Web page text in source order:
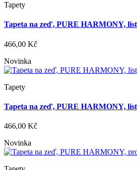
Tapety
Tapeta na zeď, PURE HARMONY,
466,00 Kč
Novinka
Tapety
Tapeta na zeď, PURE HARMONY,
466,00 Kč
Novinka